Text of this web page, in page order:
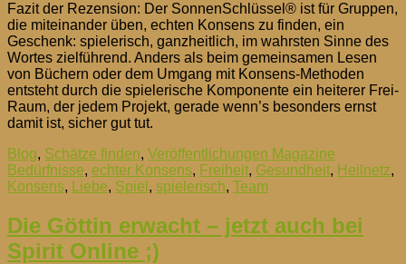
zum
SonnenSchluessel®
Fazit der Rezension: Der SonnenSchlüssel® ist für Gruppen,
die miteinander üben, echten Konsens zu finden, ein
Geschenk: spielerisch, ganzheitlich, im wahrsten Sinne des
Wortes zielführend. Anders als beim gemeinsamen Lesen
von Büchern oder dem Umgang mit Konsens-Methoden
entsteht durch die spielerische Komponente ein heiterer Frei-
Raum, der jedem Projekt, gerade wenn’s besonders ernst
damit ist, sicher gut tut.
Blog, Schätze finden, Veröffentlichungen Magazine
Bedürfnisse, echter Konsens, Freiheit, Gesundheit, Heilnetz,
Konsens, Liebe, Spiel , spielerisch, Team
Die Göttin erwacht – jetzt auch bei
Spirit Online ;)